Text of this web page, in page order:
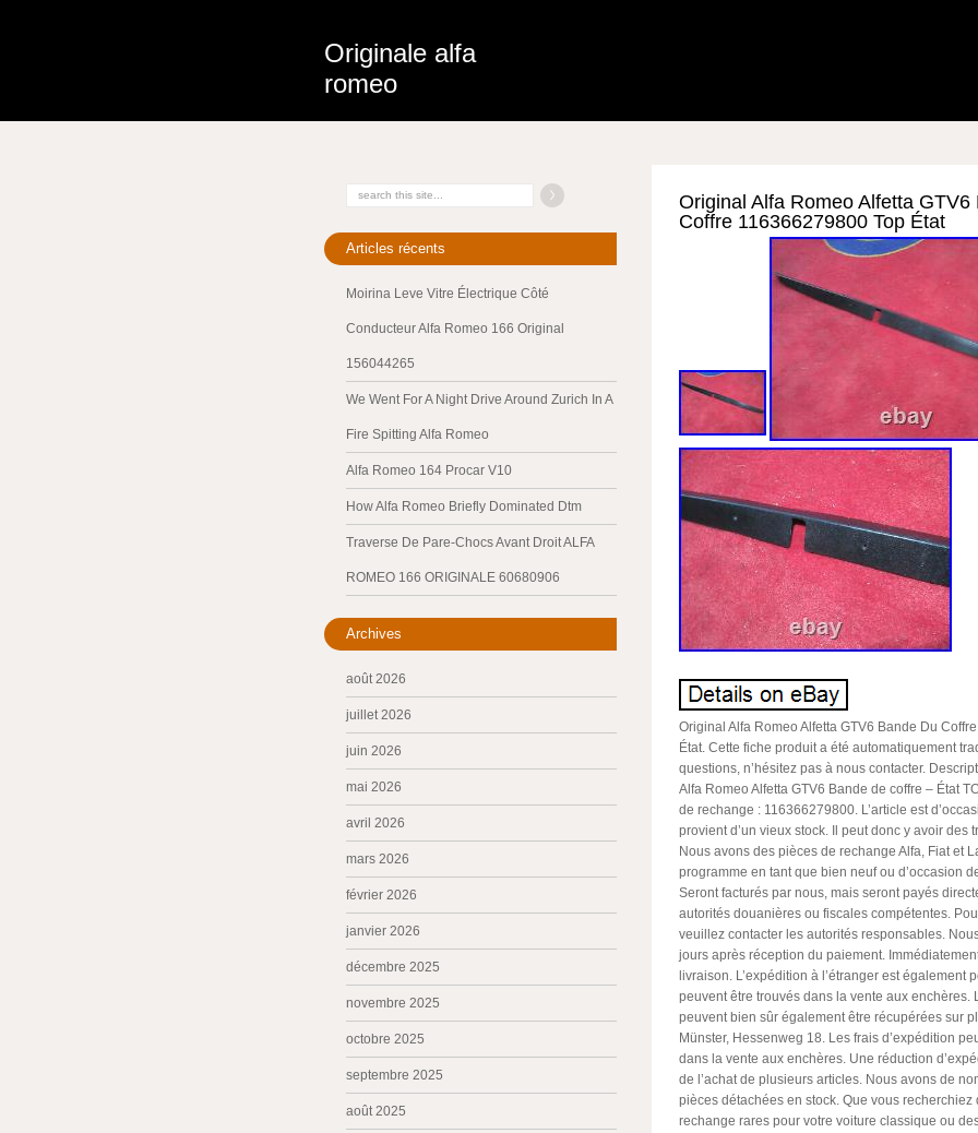
Originale alfa
romeo
Original Alfa Romeo Alfetta GTV6
Coffre 116366279800 Top État
Original Alfa Romeo Alfetta GTV6 Bande Du
État. Cette fiche produit a été automatiquement
questions, n’hésitez pas à nous contacter.
Alfa Romeo Alfetta GTV6 Bande de coffre – État
de rechange : 116366279800. L’article est
provient d’un vieux stock. Il peut donc y avoir des
Nous avons des pièces de rechange Alfa, Fiat et
programme en tant que bien neuf ou d’occasion
Seront facturés par nous, mais seront payés
autorités douanières ou fiscales compétentes.
veuillez contacter les autorités responsables.
jours après réception du paiement.
livraison. L’expédition à l’étranger est également
peuvent être trouvés dans la vente aux enchères.
peuvent bien sûr également être récupérées sur
Münster, Hessenweg 18. Les frais d’expédition
dans la vente aux enchères. Une réduction
de l’achat de plusieurs articles. Nous avons de
pièces détachées en stock. Que vous recherchiez
rechange rares pour votre voiture classique ou
Articles récents
Moirina Leve Vitre Électrique Côté
Conducteur Alfa Romeo 166 Original
156044265
We Went For A Night Drive Around Zurich In A
Fire Spitting Alfa Romeo
Alfa Romeo 164 Procar V10
How Alfa Romeo Briefly Dominated Dtm
Traverse De Pare-Chocs Avant Droit ALFA
ROMEO 166 ORIGINALE 60680906
Archives
août 2026
juillet 2026
juin 2026
mai 2026
avril 2026
mars 2026
février 2026
janvier 2026
décembre 2025
novembre 2025
octobre 2025
septembre 2025
août 2025